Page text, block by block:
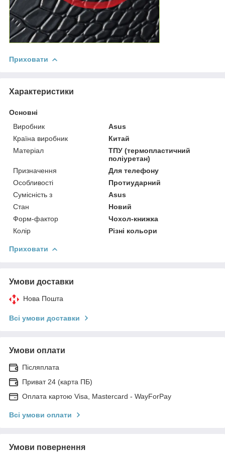
Приховати
Характеристики
Основні
Виробник
Asus
Країна виробник
Китай
Матеріал
ТПУ (термопластичний
поліуретан)
Призначення
Для телефону
Особливості
Протиударний
Сумісність з
Asus
Стан
Новий
Форм-фактор
Чохол-книжка
Колір
Різні кольори
Приховати
Умови доставки
Нова Пошта
Всі умови доставки
Умови оплати
Післяплата
Приват 24 (карта ПБ)
Оплата картою Visa, Mastercard - WayForPay
Всі умови оплати
Умови повернення